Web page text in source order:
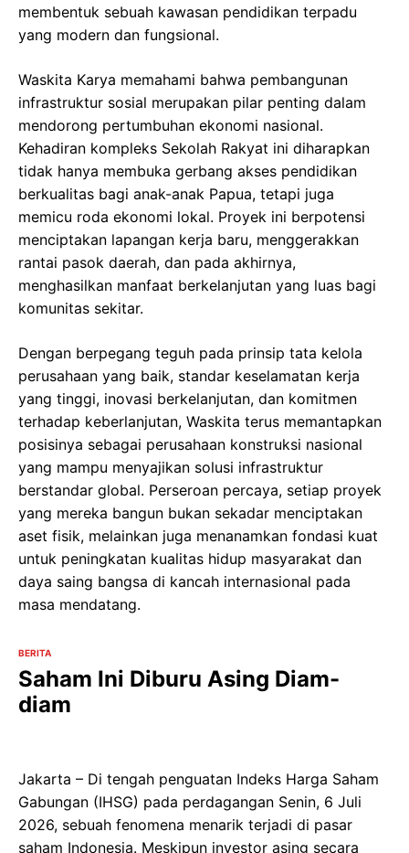
membentuk sebuah kawasan pendidikan terpadu
yang modern dan fungsional.
Waskita Karya memahami bahwa pembangunan
infrastruktur sosial merupakan pilar penting dalam
mendorong pertumbuhan ekonomi nasional.
Kehadiran kompleks Sekolah Rakyat ini diharapkan
tidak hanya membuka gerbang akses pendidikan
berkualitas bagi anak-anak Papua, tetapi juga
memicu roda ekonomi lokal. Proyek ini berpotensi
menciptakan lapangan kerja baru, menggerakkan
rantai pasok daerah, dan pada akhirnya,
menghasilkan manfaat berkelanjutan yang luas bagi
komunitas sekitar.
Dengan berpegang teguh pada prinsip tata kelola
perusahaan yang baik, standar keselamatan kerja
yang tinggi, inovasi berkelanjutan, dan komitmen
terhadap keberlanjutan, Waskita terus memantapkan
posisinya sebagai perusahaan konstruksi nasional
yang mampu menyajikan solusi infrastruktur
berstandar global. Perseroan percaya, setiap proyek
yang mereka bangun bukan sekadar menciptakan
aset fisik, melainkan juga menanamkan fondasi kuat
untuk peningkatan kualitas hidup masyarakat dan
daya saing bangsa di kancah internasional pada
masa mendatang.
BERITA
Saham Ini Diburu Asing Diam-
diam
Jakarta – Di tengah penguatan Indeks Harga Saham
Gabungan (IHSG) pada perdagangan Senin, 6 Juli
2026, sebuah fenomena menarik terjadi di pasar
saham Indonesia. Meskipun investor asing secara